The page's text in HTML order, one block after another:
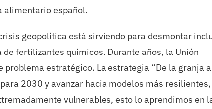
alimentario español.
geopolítica está sirviendo para desmontar
fertilizantes químicos. Durante años, la Unión
estratégico. La estrategia “De la granja
2030 y avanzar hacia modelos más resilientes,
vulnerables, esto lo aprendimos en